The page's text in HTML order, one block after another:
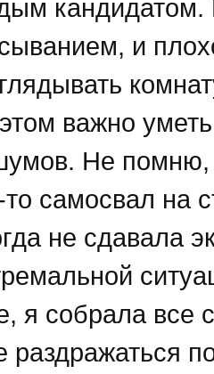
и
важно
Не помню,
то самосвал
не сдавала
я собрала все
раздражаться